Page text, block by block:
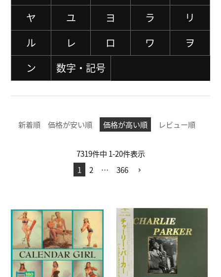
ヤ
ユ ヨ ラ
リ
ル
レ ロ ワ
ヲ
ン
数字・記号
新着順 価格が安い順 価格が高い順 レビュー順
7319件中 1-20件表示
1
2 … 366